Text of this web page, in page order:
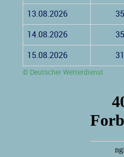
13.08.2026
14.08.2026
15.08.2026
© Deutscher Wetterdienst